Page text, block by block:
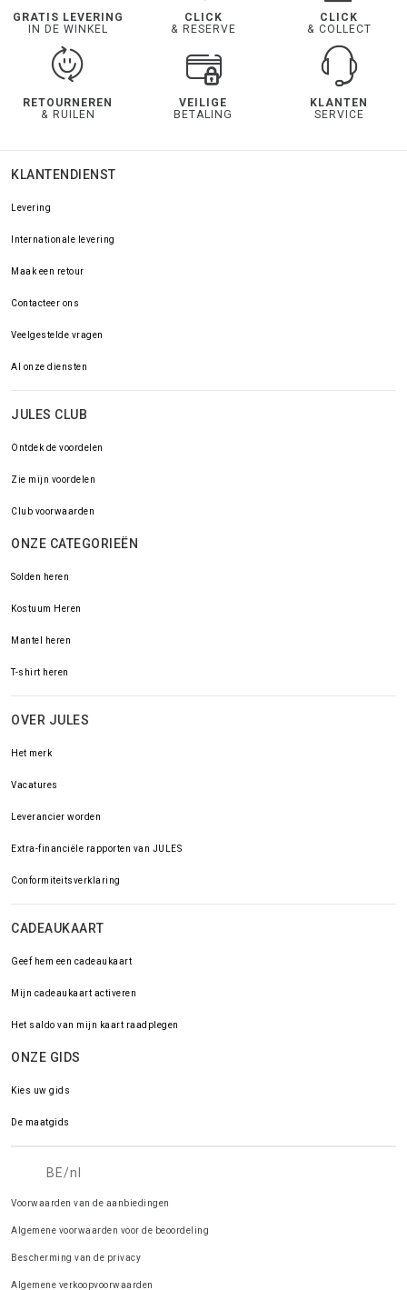
GRATIS LEVERING
IN DE WINKEL
CLICK
& RESERVE
CLICK
& COLLECT
RETOURNEREN
& RUILEN
VEILIGE
BETALING
KLANTEN
SERVICE
KLANTENDIENST
Levering
Internationale levering
Maak een retour
Contacteer ons
Veelgestelde vragen
Al onze diensten
JULES CLUB
Ontdek de voordelen
Zie mijn voordelen
Club voorwaarden
ONZE CATEGORIEËN
Solden heren
Kostuum Heren
Mantel heren
T-shirt heren
OVER JULES
Het merk
Vacatures
Leverancier worden
Extra-financiële rapporten van JULES
Conformiteitsverklaring
CADEAUKAART
Geef hem een cadeaukaart
Mijn cadeaukaart activeren
Het saldo van mijn kaart raadplegen
ONZE GIDS
Kies uw gids
De maatgids
BE/nl
Voorwaarden van de aanbiedingen
Algemene voorwaarden voor de beoordeling
Bescherming van de privacy
Algemene verkoopvoorwaarden